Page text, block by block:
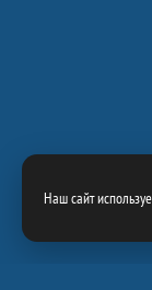
Наш сайт